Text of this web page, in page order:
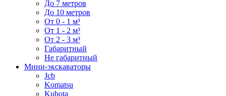
До 7 метров
До 10 метров
От 0 - 1 м³
От 1 - 2 м³
От 2 - 3 м³
Габаритный
Не габаритный
Мини-экскаваторы
Jcb
Komatsu
Kubota